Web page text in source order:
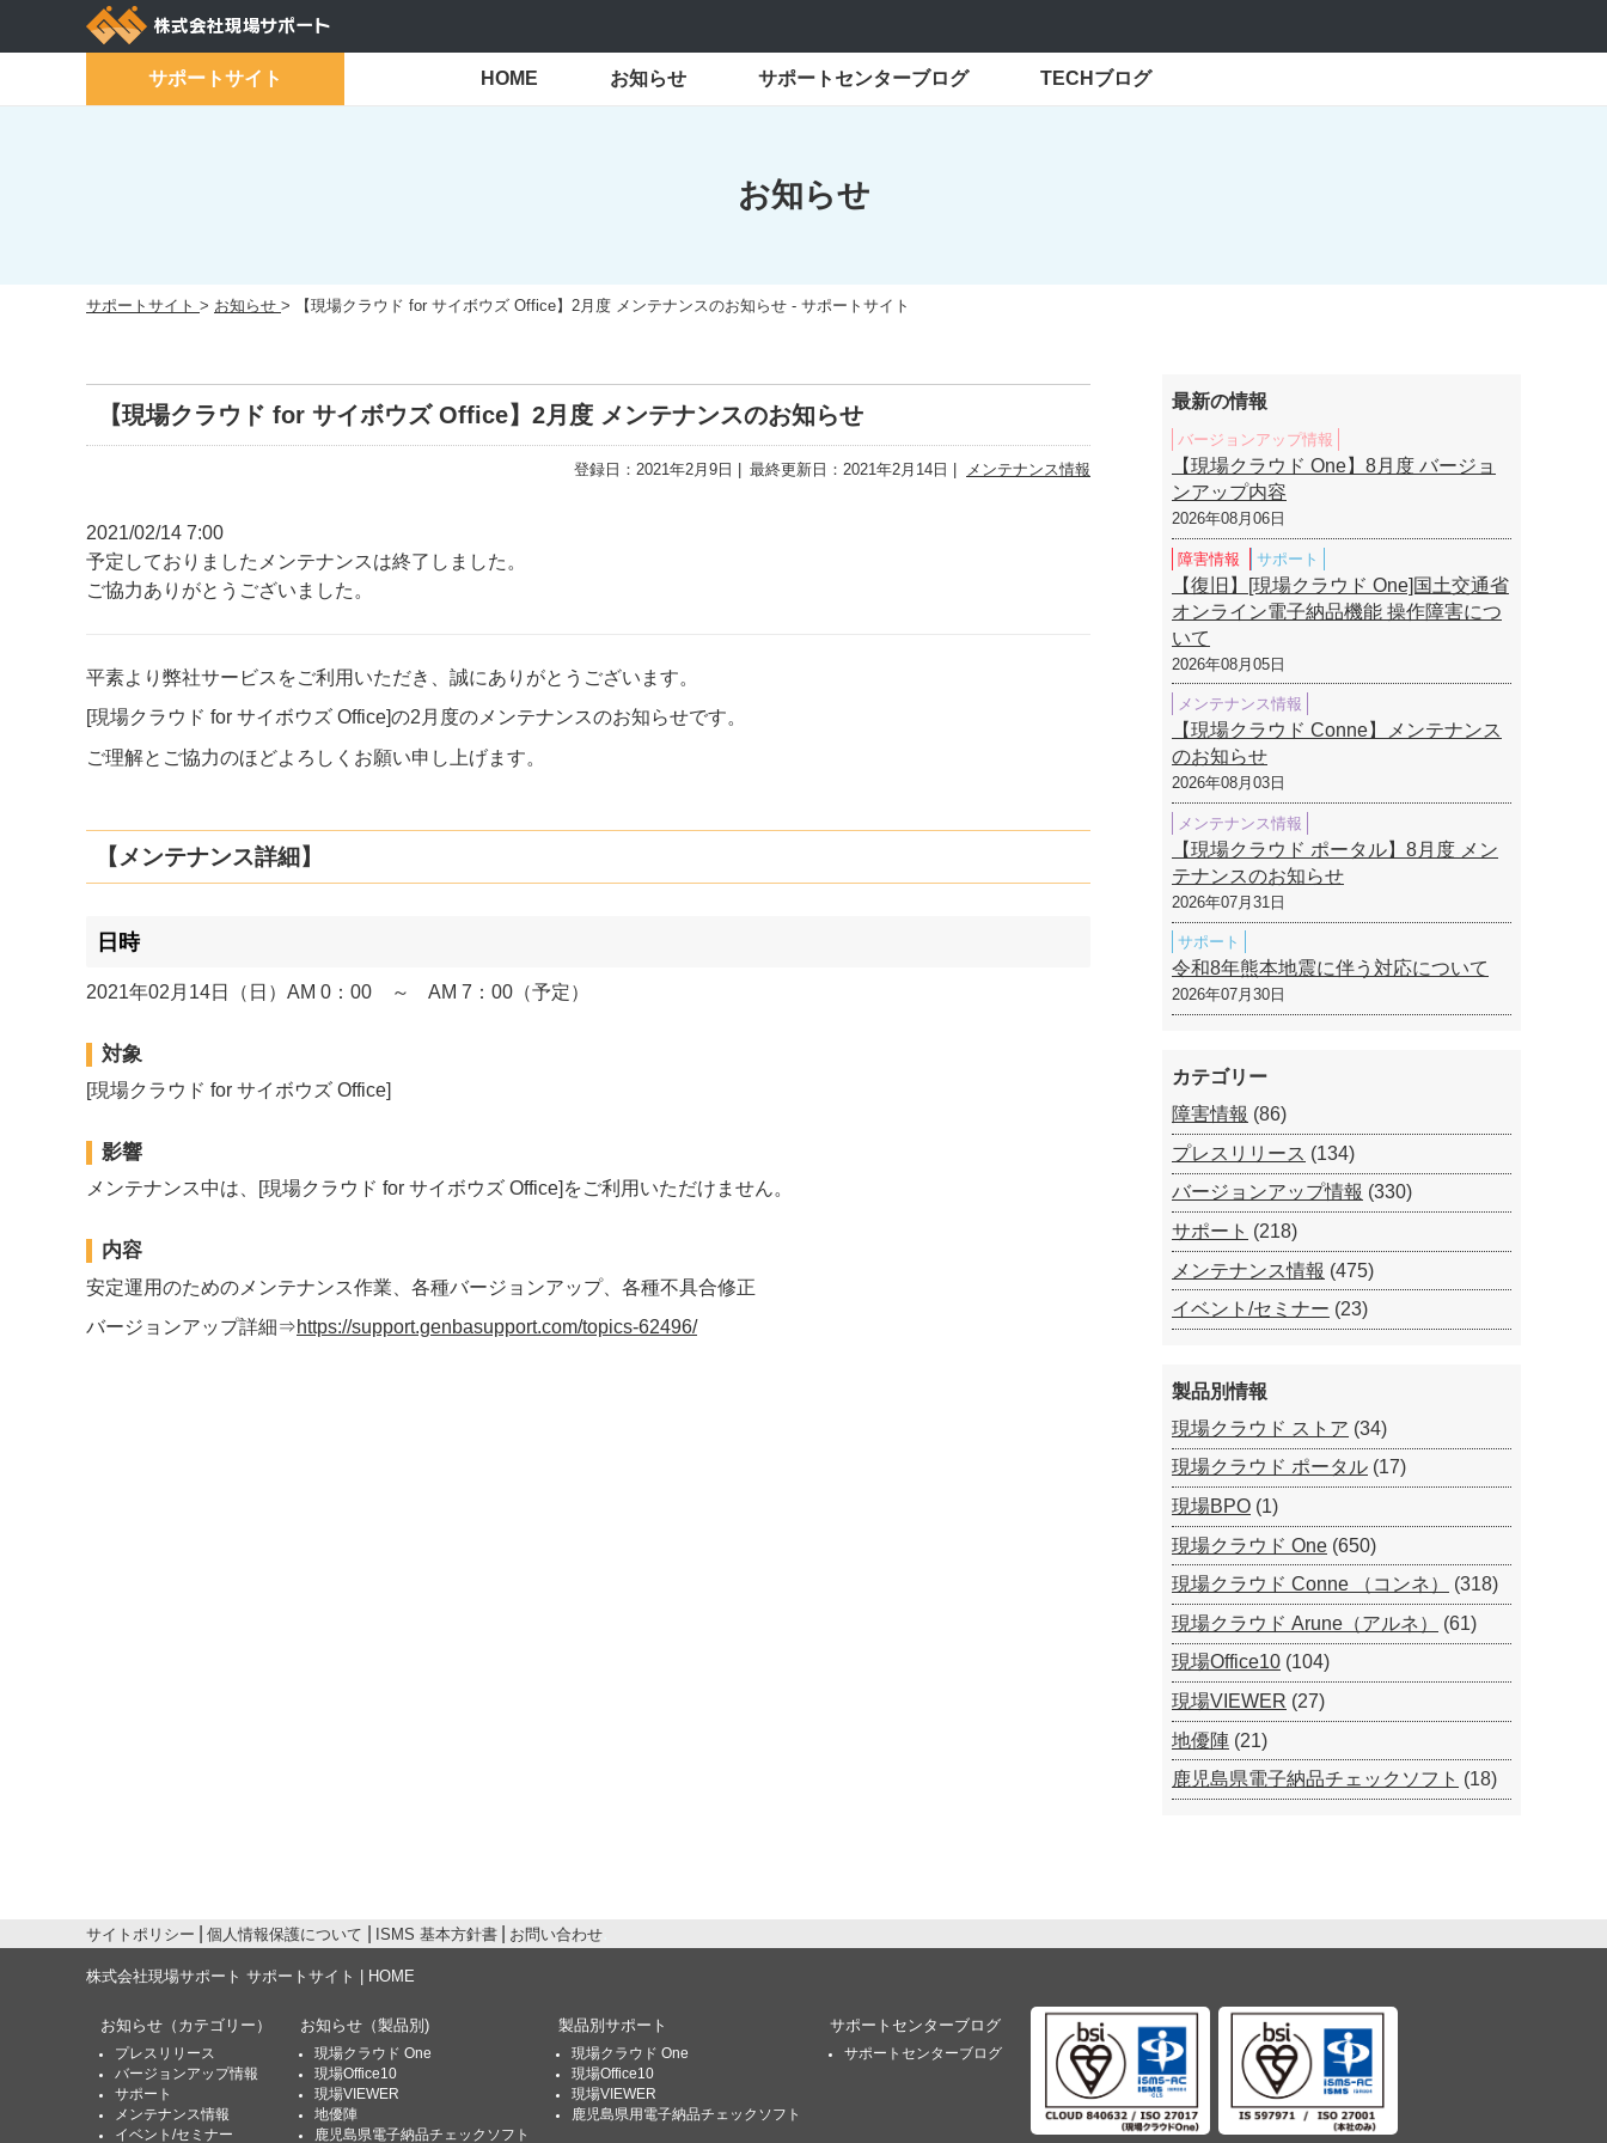
サポートサイト HOME お知らせ サポートセンターブログ TECHブログ
お知らせ
サポートサイト > お知らせ > 【現場クラウド for サイボウズ Office】2月度 メンテナンスのお知らせ - サポートサイト
【現場クラウド for サイボウズ Office】2月度 メンテナンスのお知らせ
登録日：2021年2月9日 最終更新日：2021年2月14日 メンテナンス情報
2021/02/14 7:00
予定しておりましたメンテナンスは終了しました。
ご協力ありがとうございました。
平素より弊社サービスをご利用いただき、誠にありがとうございます。
[現場クラウド for サイボウズ Office]の2月度のメンテナンスのお知らせです。
ご理解とご協力のほどよろしくお願い申し上げます。
【メンテナンス詳細】
日時
2021年02月14日（日）AM 0：00 ～ AM 7：00（予定）
対象
[現場クラウド for サイボウズ Office]
影響
メンテナンス中は、[現場クラウド for サイボウズ Office]をご利用いただけません。
内容
安定運用のためのメンテナンス作業、各種バージョンアップ、各種不具合修正
バージョンアップ詳細⇒https://support.genbasupport.com/topics-62496/
最新の情報
バージョンアップ情報
【現場クラウド One】8月度 バージョ
ンアップ内容
2026年08月06日
障害情報 サポート
【復旧】[現場クラウド One]国土交通省
オンライン電子納品機能 操作障害につ
いて
2026年08月05日
メンテナンス情報
【現場クラウド Conne】メンテナンス
のお知らせ
2026年08月03日
メンテナンス情報
【現場クラウド ポータル】8月度 メン
テナンスのお知らせ
2026年07月31日
サポート
令和8年熊本地震に伴う対応について
2026年07月30日
カテゴリー
障害情報 (86)
プレスリリース (134)
バージョンアップ情報 (330)
サポート (218)
メンテナンス情報 (475)
イベント/セミナー (23)
製品別情報
現場クラウド ストア (34)
現場クラウド ポータル (17)
現場BPO (1)
現場クラウド One (650)
現場クラウド Conne （コンネ）
(318)
現場クラウド Arune（アルネ）
(61)
現場Office10 (104)
現場VIEWER (27)
地優陣 (21)
鹿児島県電子納品チェックソフト (18)
サイトポリシー 個人情報保護について ISMS 基本方針書 お問い合わせ
株式会社現場サポート サポートサイト | HOME
お知らせ （カテゴリー）
プレスリリース
バージョンアップ情報
サポート
メンテナンス情報
イベント/セミナー
お知らせ （製品別)
現場クラウド One
現場Office10
現場VIEWER
地優陣
鹿児島県電子納品チェックソフト
製品別サポート
現場クラウド One
現場Office10
現場VIEWER
鹿児島県用電子納品チェックソフト
サポートセンターブログ
サポートセンターブログ